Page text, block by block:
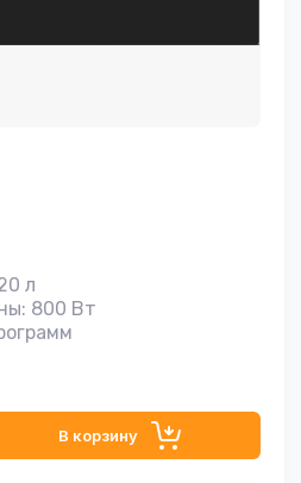
л
800 Вт
В корзину